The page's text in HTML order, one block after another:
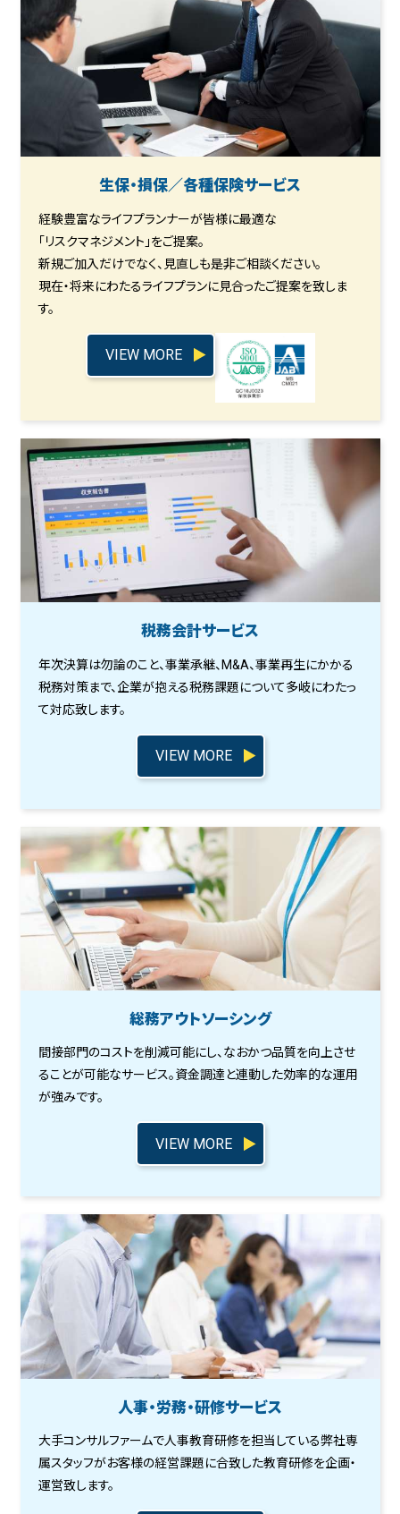
生保・損保／各種保険サービス
経験豊富なライフプランナーが皆様に最適な
「リスクマネジメント」をご提案。
新規ご加入だけでなく、見直しも是非ご相談ください。
現在・将来にわたるライフプランに見合ったご提案を致しま
す。
VIEW MORE
税務会計サービス
年次決算は勿論のこと、事業承継、M&A、事業再生にかかる
税務対策まで、企業が抱える税務課題について多岐にわたっ
て対応致します。
VIEW MORE
総務アウトソーシング
間接部門のコストを削減可能にし、なおかつ品質を向上させ
ることが可能なサービス。資金調達と連動した効率的な運用
が強みです。
VIEW MORE
人事・労務・研修サービス
大手コンサルファームで人事教育研修を担当している弊社専
属スタッフがお客様の経営課題に合致した教育研修を企画・
運営致します。